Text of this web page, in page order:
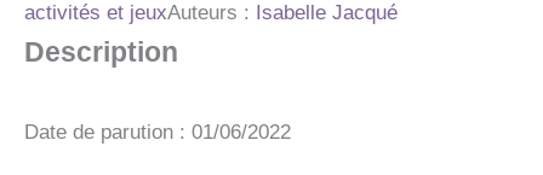
activités et jeuxAuteurs : Isabelle Jacqué
Description
Date de parution : 01/06/2022